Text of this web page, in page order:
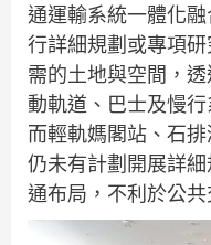
通運輸系統一體化
行詳細規劃或專項
需的土地與空間，
動軌道、巴士及慢
而輕軌媽閣站、石
仍未有計劃開展詳
通布局，不利於公共